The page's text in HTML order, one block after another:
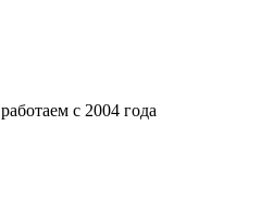
работаем с 2004 года